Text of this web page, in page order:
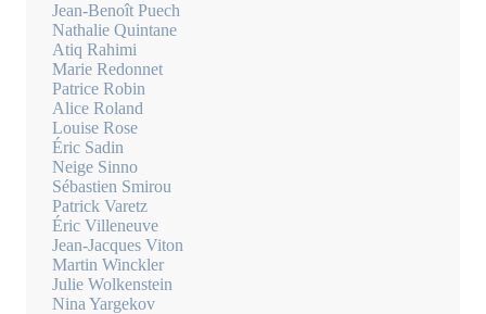
Jean-Benoît Puech
Nathalie Quintane
Atiq Rahimi
Marie Redonnet
Patrice Robin
Alice Roland
Louise Rose
Éric Sadin
Neige Sinno
Sébastien Smirou
Patrick Varetz
Éric Villeneuve
Jean-Jacques Viton
Martin Winckler
Julie Wolkenstein
Nina Yargekov